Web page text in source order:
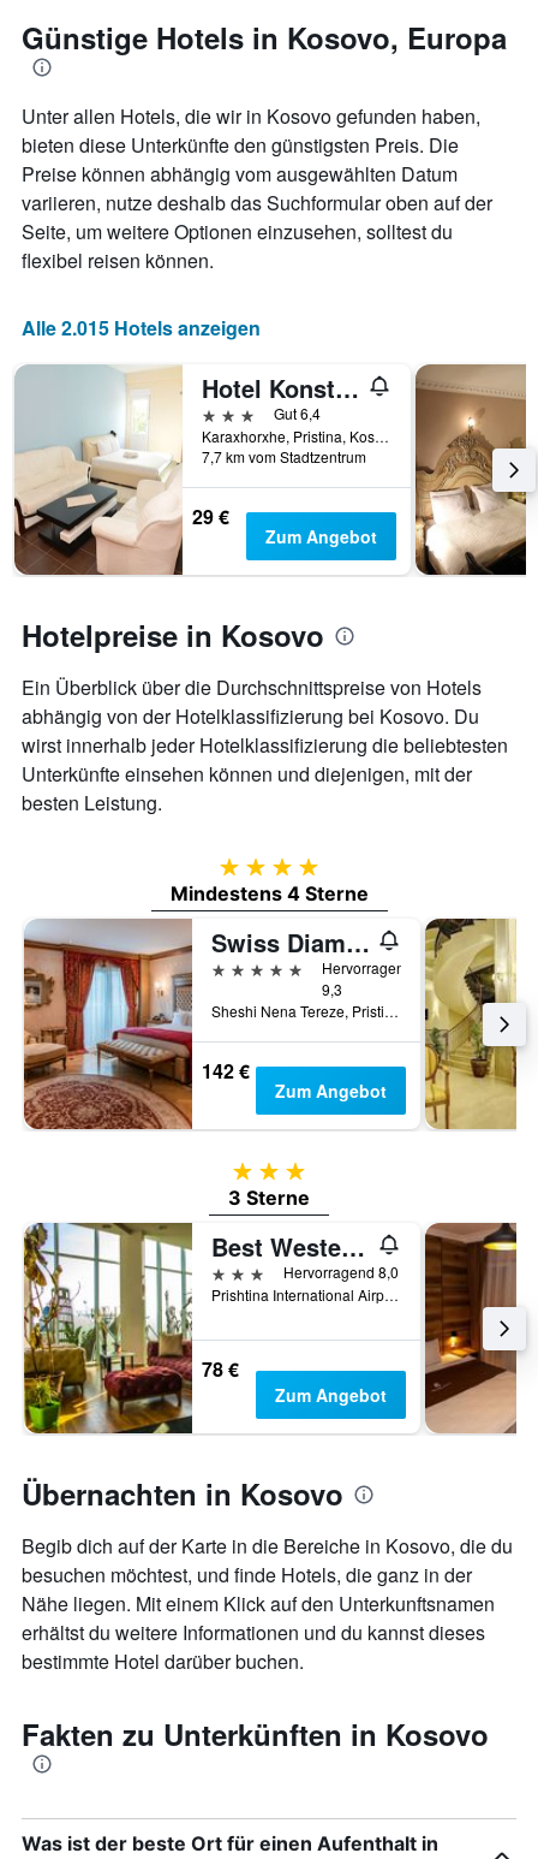
Zimmerpreis
anzeigt.
näher
das
Aufenthaltsdatum
Das
Diagramm
1
X-
Achse,
die
die
der
vor
anzeigt
Das
Diagramm
hat
1
Y-
Achse,
durchschnittlichen
anzeigt
Günstige Hotels in Kosovo, Europa
Unter allen Hotels, die wir in Kosovo gefunden haben,
bieten diese Unterkünfte den günstigsten Preis. Die
Preise können abhängig vom ausgewählten Datum
variieren, nutze deshalb das Suchformular oben auf der
Seite, um weitere Optionen einzusehen, solltest du
flexibel reisen können.
Alle 2.015 Hotels anzeigen
Hotel Konstantin
3 Sterne
Gut 6,4
Karaxhorxhe, Pristina, Kosovo
7,7 km vom Stadtzentrum
29 €
Zum Angebot
Hotelpreise in Kosovo
Ein Überblick über die Durchschnittspreise von Hotels
abhängig von der Hotelklassifizierung bei Kosovo. Du
wirst innerhalb jeder Hotelklassifizierung die beliebtesten
Unterkünfte einsehen können und diejenigen, mit der
besten Leistung.
4 Sterne
Mindestens 4 Sterne
Swiss Diamond Hotel Prishtina
5 Sterne
Hervorragend
9,3
Sheshi Nena Tereze, Pristina, Kosovo
142 €
Zum Angebot
3 Sterne
3 Sterne
Best Western Hotel Galla
3 Sterne
Hervorragend 8,0
Prishtina International Airport, Kosovo Polje, Kosovo
78 €
Zum Angebot
Übernachten in Kosovo
Begib dich auf der Karte in die Bereiche in Kosovo, die du
besuchen möchtest, und finde Hotels, die ganz in der
Nähe liegen. Mit einem Klick auf den Unterkunftsnamen
erhältst du weitere Informationen und du kannst dieses
bestimmte Hotel darüber buchen.
Fakten zu Unterkünften in Kosovo
Was ist der beste Ort für einen Aufenthalt in